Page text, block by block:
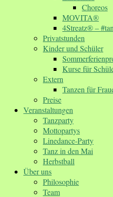
Choreos
MOVITA®
4Streatz® –
Privatstunden
Kinder und Schüler
Kurse für
Extern
Tanzen für
Preise
Veranstaltungen
Tanzparty
Mottopartys
Linedance-Party
Tanz in den Mai
Herbstball
Über uns
Philosophie
Team